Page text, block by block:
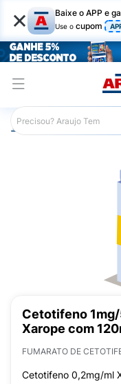
× Baixe o APP e
Use o cupom
Araujo
Cetotifeno
Xarope com
FUMARATO DE
Cetotifeno 0,2mg/ml